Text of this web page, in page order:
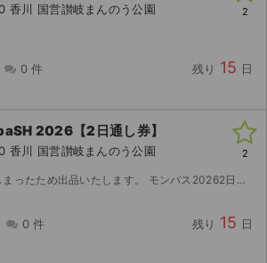
川 国営讃岐まんのう公園
0 件 残り 15 日
2
2026【2日通し券】
川 国営讃岐まんのう公園
日通し券2枚です。 【お渡し方法】 電子チケット、チケットぴあにて分配いたします。 分配可能になり次第、取引連絡に...
0 件 残り 15 日
2